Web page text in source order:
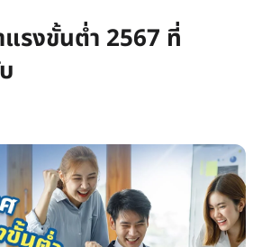
รงขั้นต่ำ 2567 ที่